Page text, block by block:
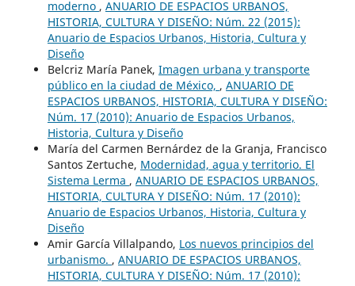
moderno , ANUARIO DE ESPACIOS URBANOS,
HISTORIA, CULTURA Y DISEÑO: Núm. 22 (2015):
Anuario de Espacios Urbanos, Historia, Cultura y
Diseño
Belcriz María Panek, Imagen urbana y transporte
público en la ciudad de México, , ANUARIO DE
ESPACIOS URBANOS, HISTORIA, CULTURA Y DISEÑO:
Núm. 17 (2010): Anuario de Espacios Urbanos,
Historia, Cultura y Diseño
María del Carmen Bernárdez de la Granja, Francisco
Santos Zertuche, Modernidad, agua y territorio. El
Sistema Lerma , ANUARIO DE ESPACIOS URBANOS,
HISTORIA, CULTURA Y DISEÑO: Núm. 17 (2010):
Anuario de Espacios Urbanos, Historia, Cultura y
Diseño
Amir García Villalpando, Los nuevos principios del
urbanismo. , ANUARIO DE ESPACIOS URBANOS,
HISTORIA, CULTURA Y DISEÑO: Núm. 17 (2010):